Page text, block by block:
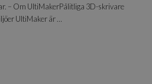
– Om UltiMakerPålitliga 3D-skrivare
UltiMaker är …